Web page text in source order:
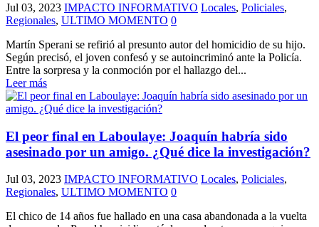
Jul 03, 2023 IMPACTO INFORMATIVO Locales, Policiales,
Regionales, ULTIMO MOMENTO 0
Martín Sperani se refirió al presunto autor del homicidio de su hijo.
Según precisó, el joven confesó y se autoincriminó ante la Policía.
Entre la sorpresa y la conmoción por el hallazgo del...
Leer más
El peor final en Laboulaye: Joaquín habría sido
asesinado por un amigo. ¿Qué dice la investigación?
Jul 03, 2023 IMPACTO INFORMATIVO Locales, Policiales,
Regionales, ULTIMO MOMENTO 0
El chico de 14 años fue hallado en una casa abandonada a la vuelta